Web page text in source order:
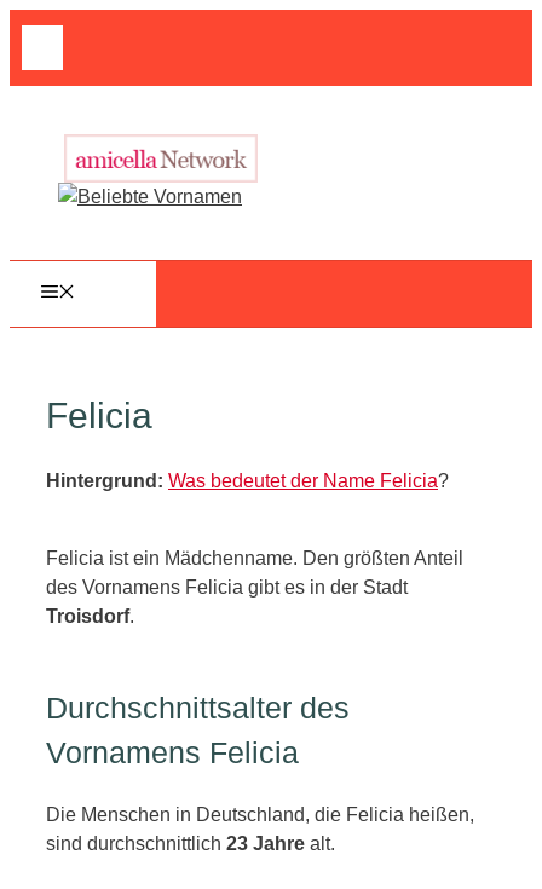
Zum
Felicia
Hintergrund: Was bedeutet der Name Felicia?
Felicia ist ein Mädchenname. Den größten Anteil
des Vornamens Felicia gibt es in der Stadt
Troisdorf.
Durchschnittsalter des
Vornamens Felicia
Die Menschen in Deutschland, die Felicia heißen,
sind durchschnittlich 23 Jahre alt.